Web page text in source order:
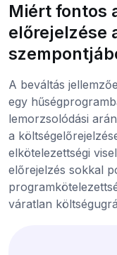
Miért fontos
előrejelzése
A beváltás
egy
lemorzsolódási
a
elkötelezettségi
előrejelzés sokkal
váratlan